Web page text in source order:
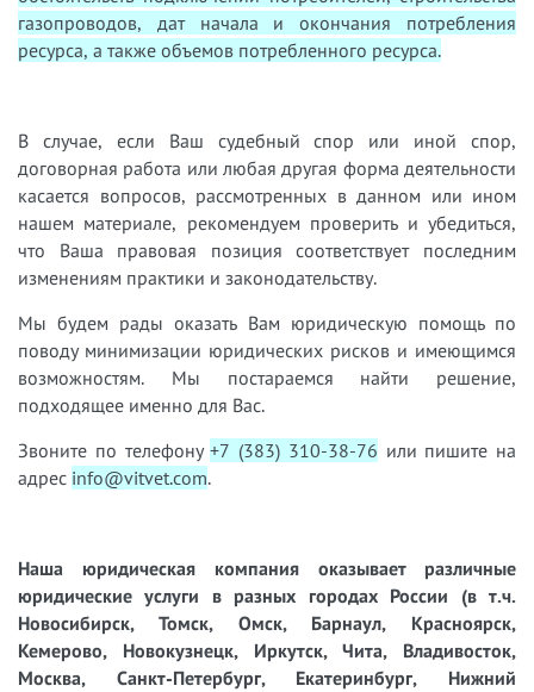
газопроводов, дат начала и окончания потребления
ресурса, а также объемов потребленного ресурса.
В случае, если Ваш судебный спор или иной спор,
договорная работа или любая другая форма деятельности
касается вопросов, рассмотренных в данном или ином
нашем материале, рекомендуем проверить и убедиться,
что Ваша правовая позиция соответствует последним
изменениям практики и законодательству.
Мы будем рады оказать Вам юридическую помощь по
поводу минимизации юридических рисков и имеющимся
возможностям. Мы постараемся найти решение,
подходящее именно для Вас.
Звоните по телефону+7 (383) 310-38-76 или пишите на
адрес info@vitvet.com.
Наша юридическая компания оказывает различные
юридические услуги в разных городах России (в т.ч.
Новосибирск, Томск, Омск, Барнаул, Красноярск,
Кемерово, Новокузнецк, Иркутск, Чита, Владивосток,
Москва, Санкт-Петербург, Екатеринбург, Нижний